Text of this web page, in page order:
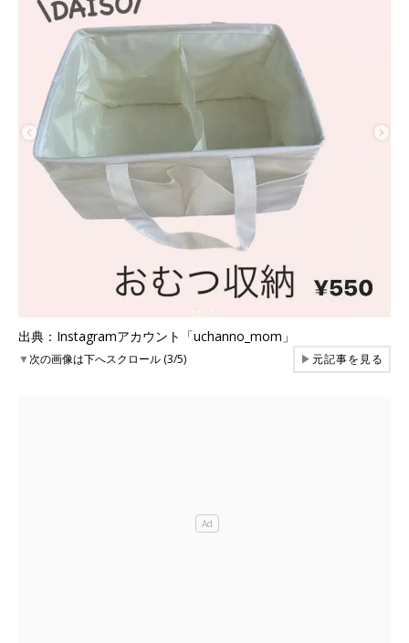
出典：Instagramアカウント「uchanno_mom」
▼次の画像は下へスクロール (3/5) ▶元記事を見る